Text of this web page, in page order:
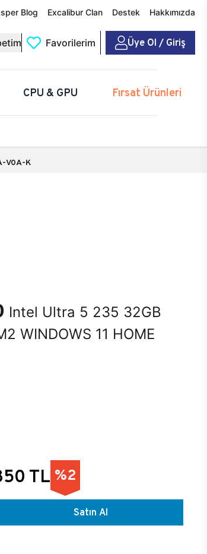
Blog Excalibur Clan Destek Hakkımızda
Favorilerim Üye Ol / Giriş
CPU & GPU Fırsat Ürünleri
V0A-K
Intel Ultra 5 235 32GB
WINDOWS 11 HOME
TL %2
Satın Al